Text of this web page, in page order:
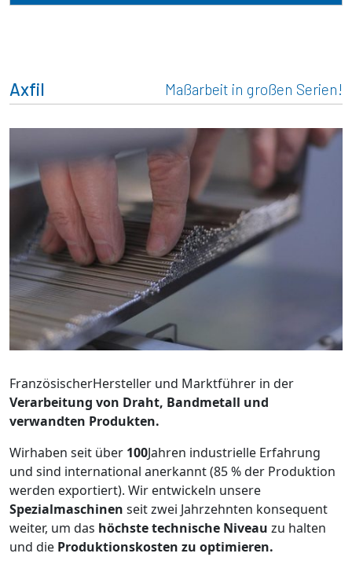
Axfil Maßarbeit in großen Serien!
FranzösischerHersteller und Marktführer in der
Verarbeitung von Draht, Bandmetall und
verwandten Produkten.
Wirhaben seit über 100Jahren industrielle Erfahrung
und sind international anerkannt (85 % der Produktion
werden exportiert). Wir entwickeln unsere
Spezialmaschinen seit zwei Jahrzehnten konsequent
weiter, um das höchste technische Niveau zu halten
und die Produktionskosten zu optimieren.